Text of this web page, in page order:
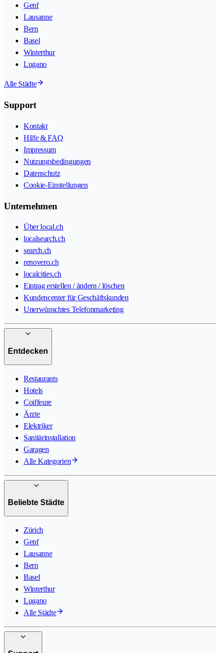
Genf
Lausanne
Bern
Basel
Winterthur
Lugano
Alle Städte
Support
Kontakt
Hilfe & FAQ
Impressum
Nutzungsbedingungen
Datenschutz
Cookie-Einstellungen
Unternehmen
Über local.ch
localsearch.ch
search.ch
renovero.ch
localcities.ch
Eintrag erstellen / ändern / löschen
Kundencenter für Geschäftskunden
Unerwünschtes Telefonmarketing
Entdecken
Restaurants
Hotels
Coiffeure
Ärzte
Elektriker
Sanitärinstallation
Garagen
Alle Kategorien
Beliebte Städte
Zürich
Genf
Lausanne
Bern
Basel
Winterthur
Lugano
Alle Städte